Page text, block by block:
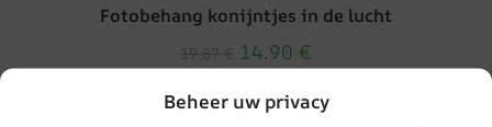
Beheer uw privacy
Fotobehang konijntjes in de lucht
14.90 €